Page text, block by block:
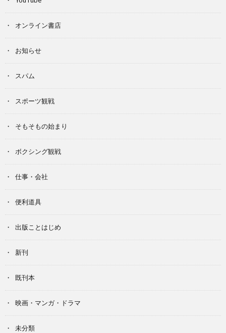
オンライン書店
お知らせ
スパム
スポーツ観戦
そもそもの始まり
ボクシング観戦
仕事・会社
便利道具
出版ことはじめ
新刊
既刊本
映画・マンガ・ドラマ
未分類